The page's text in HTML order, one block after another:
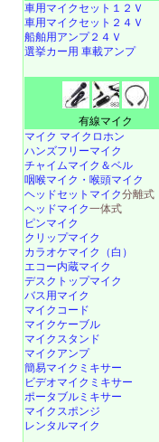
車用マイクセット１２Ｖ
車用マイクセット２４Ｖ
船舶用アンプ２４Ｖ
選挙カー用 車載アンプ
有線マイク
マイク マイクロホン
ハンズフリーマイク
チャイムマイク＆ベル
咽喉マイク・喉頭マイク
ヘッドセットマイク分離式
ヘッドマイク一体式
ピンマイク
クリップマイク
カラオケマイク（白）
エコー内蔵マイク
デスクトップマイク
バス用マイク
マイクコード
マイクケーブル
マイクスタンド
マイクアンプ
簡易マイクミキサー
ビデオマイクミキサー
ポータブルミキサー
マイクスポンジ
レンタルマイク